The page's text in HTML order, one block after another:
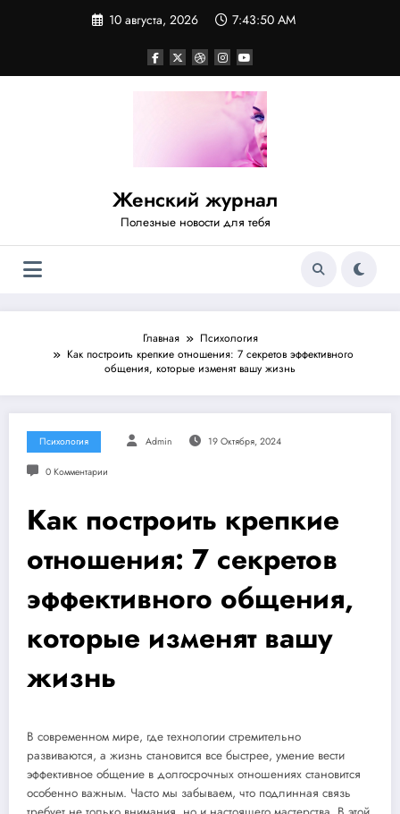
10 августа, 2026 7:43:51 AM
Женский журнал
Полезные новости для тебя
Главная
Психология
Как построить крепкие отношения: 7 секретов эффективного
общения, которые изменят вашу жизнь
Психология Admin 19 Октября, 2024
0 Комментарии
Как построить крепкие
отношения: 7 секретов
эффективного общения,
которые изменят вашу
жизнь
В современном мире, где технологии стремительно
развиваются, а жизнь становится все быстрее, умение вести
эффективное общение в долгосрочных отношениях становится
особенно важным. Часто мы забываем, что подлинная связь